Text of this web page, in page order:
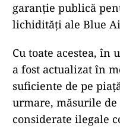
garanție publică
lichidități ale Blue
Cu toate acestea, în
a fost actualizat în
suficiente de pe
urmare, măsurile
considerate ilegale